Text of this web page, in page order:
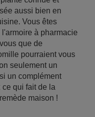
ce qui fait de la
maison !